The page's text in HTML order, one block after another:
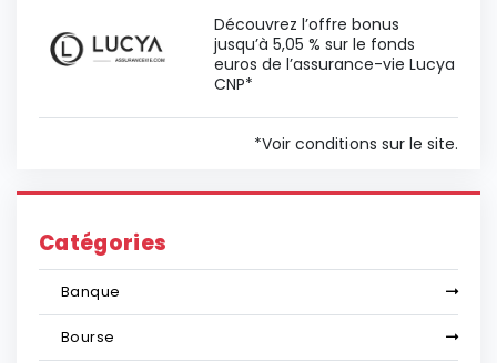
Découvrez l’offre bonus
jusqu’à 5,05 % sur le fonds
euros de l’assurance-vie Lucya
CNP*
*Voir conditions sur le site.
Catégories
Banque
Bourse